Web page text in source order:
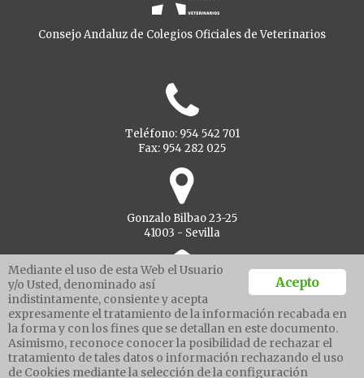
Consejo Andaluz de Colegios Oficiales de Veterinarios
Teléfono: 954 542 701
Fax: 954 282 025
Gonzalo Bilbao 23-25
41003 - Sevilla
Ventanilla unica
Aviso legal
Política de protección de datos
Acepto
Mediante el uso de esta Web el Usuario
y/o Usted, denominado así
indistintamente, consiente y acepta
expresamente el tratamiento de la información recabada en
la forma y con los fines que se detallan en este documento.
Asimismo, reconoce conocer la posibilidad de rechazar el
tratamiento de tales datos o información rechazando el uso
de Cookies mediante la selección de la configuración